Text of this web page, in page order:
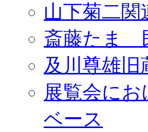
山下菊二関
斎藤たま
及川尊雄
展覧会に
ベース